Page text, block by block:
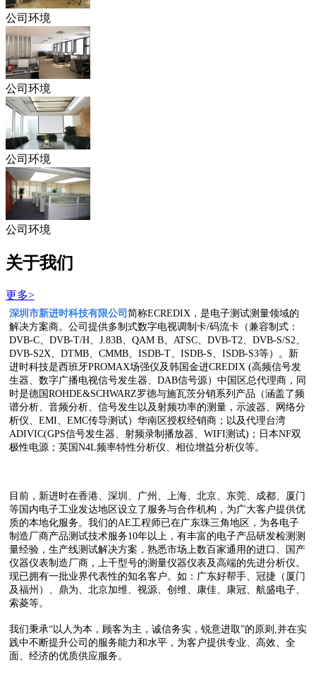
公司环境
公司环境
公司环境
公司环境
关于我们
更多>
深圳市新进时科技有限公司 简称ECREDIX，是电子测试测量领域的
解决方案商。公司提供多制式数字电视调制卡/码流卡（兼容制式：
DVB-C、DVB-T/H、J.83B、QAM B、ATSC、DVB-T2、DVB-S/S2、
DVB-S2X、DTMB、CMMB、ISDB-T、ISDB-S、ISDB-S3等）。新
进时科技是西班牙PROMAX场强仪及韩国金进CREDIX (高频信号发
生器、数字广播电视信号发生器、DAB信号源）中国区总代理商，同
时是德国ROHDE&SCHWARZ罗德与施瓦茨分销系列产品（涵盖了频
谱分析、音频分析、信号发生以及射频功率的测量，示波器、网络分
析仪、EMI、EMC传导测试）华南区授权经销商；以及代理台湾
ADIVIC(GPS信号发生器、射频录制播放器、WIFI测试)；日本NF双
极性电源；英国N4L频率特性分析仪、相位增益分析仪等。
目前，新进时在香港、深圳、广州、上海、北京、东莞、成都、厦门
等国内电子工业发达地区设立了服务与合作机构，为广大客户提供优
质的本地化服务。我们的AE工程师已在广东珠三角地区，为各电子
制造厂商产品测试技术服务10年以上，有丰富的电子产品研发检测测
量经验，生产线测试解决方案，熟悉市场上数百家通用的进口、国产
仪器仪表制造厂商，上千型号的测量仪器仪表及高端的先进分析仪。
现已拥有一批业界代表性的知名客户。如：广东好帮手、冠捷（厦门
及福州）、鼎为、北京加维、视源、创维、康佳、康冠、航盛电子、
索菱等。
我们秉承“以人为本，顾客为主，诚信务实，锐意进取”的原则,并在实
践中不断提升公司的服务能力和水平，为客户提供专业、高效、全
面、经济的优质供应服务。